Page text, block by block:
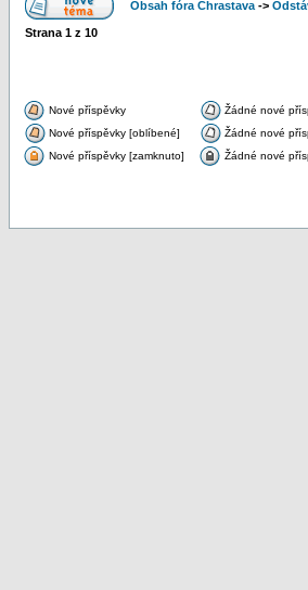
Obsah fóra Chrastava ->
Strana 1 z 10
Nové příspěvky Žádné nové
Nové příspěvky [oblíbené]
Žádné nové
Nové příspěvky [zamknuto]
Žádné nové